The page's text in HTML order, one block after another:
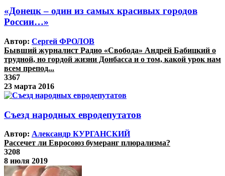
«Донецк – один из самых красивых городов
России…»
Автор: Сергей ФРОЛОВ
Бывший журналист Радио «Свобода» Андрей Бабицкий о
трудной, но гордой жизни Донбасса и о том, какой урок нам
всем препод...
3367
23 марта 2016
Съезд народных евродепутатов
Автор: Александр КУРГАНСКИЙ
Рассечет ли Евросоюз бумеранг плюрализма?
3208
8 июля 2019